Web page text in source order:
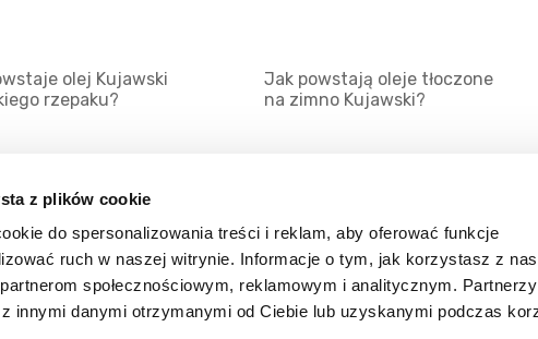
z plików cookie
do spersonalizowania treści i reklam, aby oferować funkcje
ruch w naszej witrynie. Informacje o tym, jak korzystasz z
społecznościowym, reklamowym i analitycznym.
innymi danymi otrzymanymi od Ciebie lub uzyskanymi podczas
olej Kujawski
rzepaku?
Jak powstają oleje tłoczone
na zimno Kujawski?
Mapa serwisu
Kanały RSS
Porady